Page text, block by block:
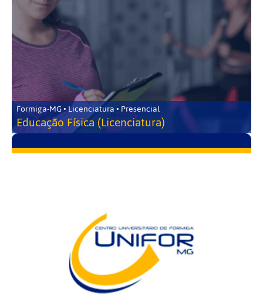
Formiga-MG • Licenciatura • Presencial
Educação Física (Licenciatura)